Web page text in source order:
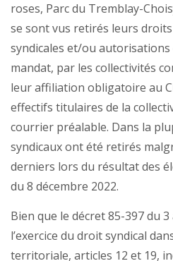
roses, Parc du Tremblay-
se sont vus retirés leurs
syndicales et/ou autorisations
mandat, par les collectivités
leur affiliation obligatoire au
effectifs titulaires de la
courrier préalable. Dans la
syndicaux ont été retirés
derniers lors du résultat des
du 8 décembre 2022.
Bien que le décret 85-397 du
l’exercice du droit syndical
territoriale, articles 12 et 19,